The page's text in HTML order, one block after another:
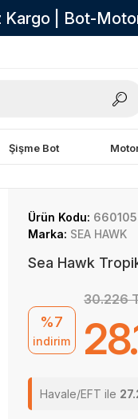
| Bot-
Şişme Bot
Ürün Kodu:
Marka: SEA HAWK
Sea Hawk
%7
indirim
30.226
Havale/EFT ile